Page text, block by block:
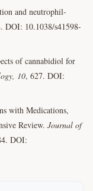
and neutrophil-
DOI: 10.1038/s41598-
of cannabidiol for
10, 627. DOI:
with Medications,
Review. Journal of
DOI: